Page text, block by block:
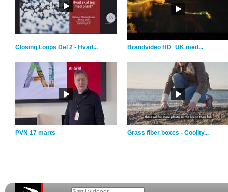
Closing Loops Del 2 - Hvad... Brandvideo HD_UK med...
PVN 17 marts Grass fiber boxes - Coolity...